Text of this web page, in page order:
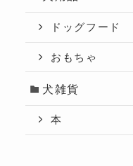
ドッグフード
おもちゃ
犬雑貨
本